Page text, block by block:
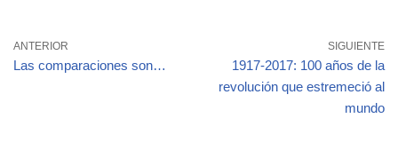
ANTERIOR
Las comparaciones son…
SIGUIENTE
1917-2017: 100 años de la
revolución que estremeció al
mundo